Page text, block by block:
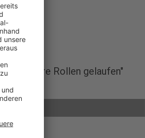
unsere Rollen gelaufen"